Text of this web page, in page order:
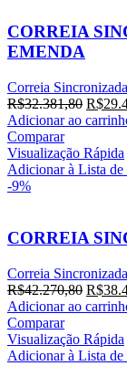
CORREIA
EMENDA
Correia Sincronizada
R$32.381,80 O
preço
era:
R$
Adicionar ao
Comparar
Visualização Rápida
Adicionar à Lista de
-9%
CORREIA
Correia Sincronizada
R$42.270,80 O
preço
era:
R$
Adicionar ao
Comparar
Visualização Rápida
Adicionar à Lista de